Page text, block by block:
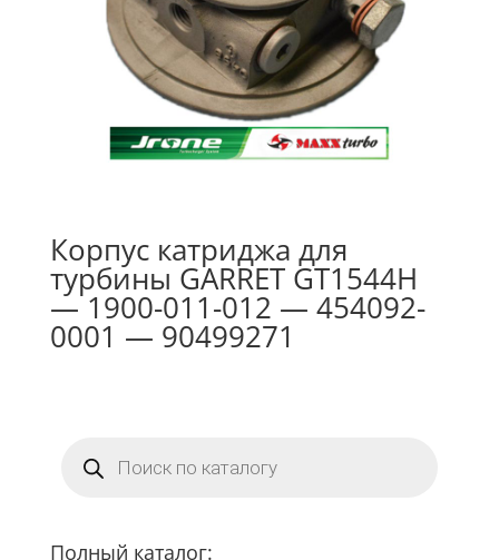
Корпус катриджа для
турбины GARRET GT1544H
— 1900-011-012 — 454092-
0001 — 90499271
товаров
Полный каталог: